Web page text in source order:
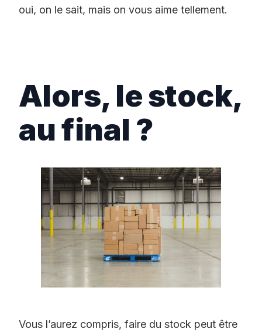
oui, on le sait, mais on vous aime tellement.
Alors, le stock,
au final ?
Vous l’aurez compris, faire du stock peut être